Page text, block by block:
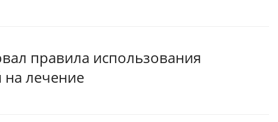
правила использования
лечение